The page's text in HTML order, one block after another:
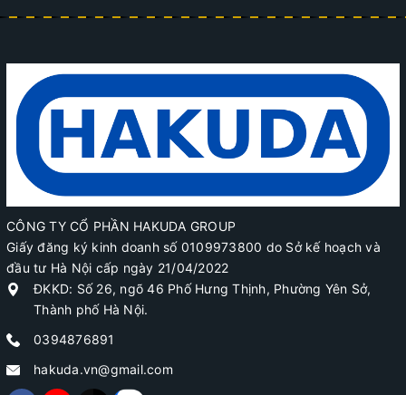
CÔNG TY CỔ PHẦN HAKUDA GROUP
Giấy đăng ký kinh doanh số 0109973800 do Sở kế hoạch và
đầu tư Hà Nội cấp ngày 21/04/2022
ĐKKD: Số 26, ngõ 46 Phố Hưng Thịnh, Phường Yên Sở,
Thành phố Hà Nội.
0394876891
hakuda.vn@gmail.com